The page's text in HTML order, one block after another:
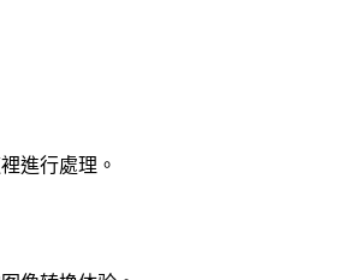
進行處理。